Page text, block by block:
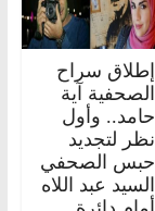
إطلاق سراح
الصحفية آية
حامد.. وأول
نظر لتجديد
حبس الصحفي
السيد عبد اللاه